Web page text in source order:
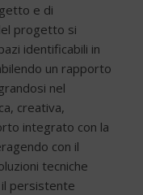
e di
progetto si
identificabili in
un rapporto
nel
creativa,
integrato con la
con il
tecniche
persistente